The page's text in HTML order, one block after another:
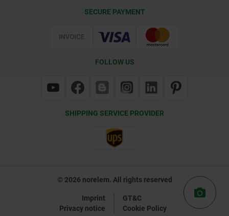
SECURE PAYMENT
FOLLOW US
SHIPPING SERVICE PROVIDER
© 2026 norelem. All rights reserved
Imprint
GT&C
Privacy notice
Cookie Policy